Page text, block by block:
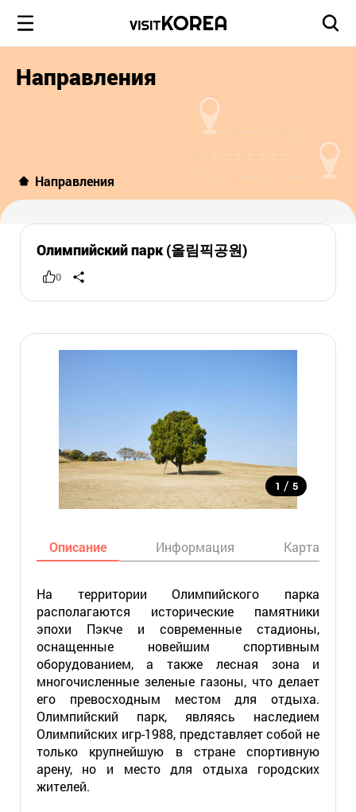
Направления
Направления
Олимпийский парк (올림픽공원)
0
1 / 5
Описание Информация Карта
На территории Олимпийского парка
располагаются исторические памятники
эпохи Пэкче и современные стадионы,
оснащенные новейшим спортивным
оборудованием, а также лесная зона и
многочисленные зеленые газоны, что делает
его превосходным местом для отдыха.
Олимпийский парк, являясь наследием
Олимпийских игр-1988, представляет собой не
только крупнейшую в стране спортивную
арену, но и место для отдыха городских
жителей.